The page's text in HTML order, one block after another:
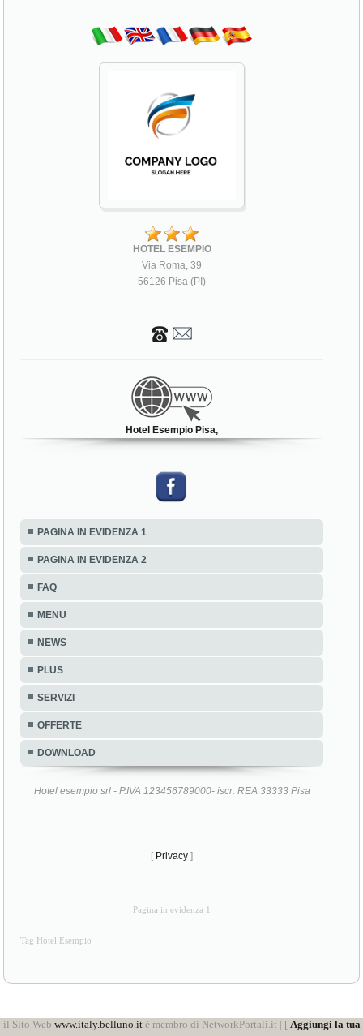
HOTEL ESEMPIO
Via Roma, 39
56126 Pisa (PI)
Hotel Esempio Pisa,
PAGINA IN EVIDENZA 1
PAGINA IN EVIDENZA 2
FAQ
MENU
NEWS
PLUS
SERVIZI
OFFERTE
DOWNLOAD
Hotel esempio srl - P.IVA 123456789000- iscr. REA 33333 Pisa
[ Privacy ]
Pagina in evidenza 1
Tag Hotel Esempio
il Sito Web www.italy.belluno.itè membro di NetworkPortali.it | [ Aggiungi la tua